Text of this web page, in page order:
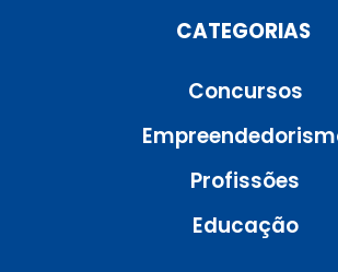
CATEGORIAS
Concursos
Profissões
Educação